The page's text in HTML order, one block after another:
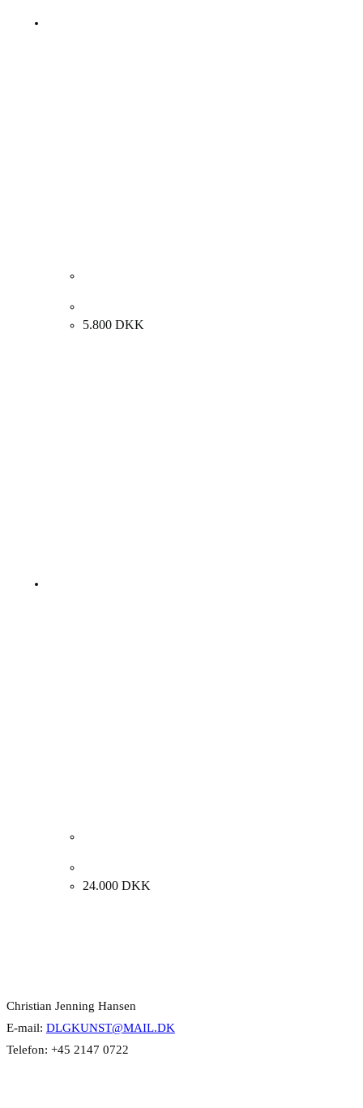
5.800 DKK
24.000 DKK
Christian Jenning Hansen
E-mail: DLGKUNST@MAIL.DK
Telefon: +45 2147 0722